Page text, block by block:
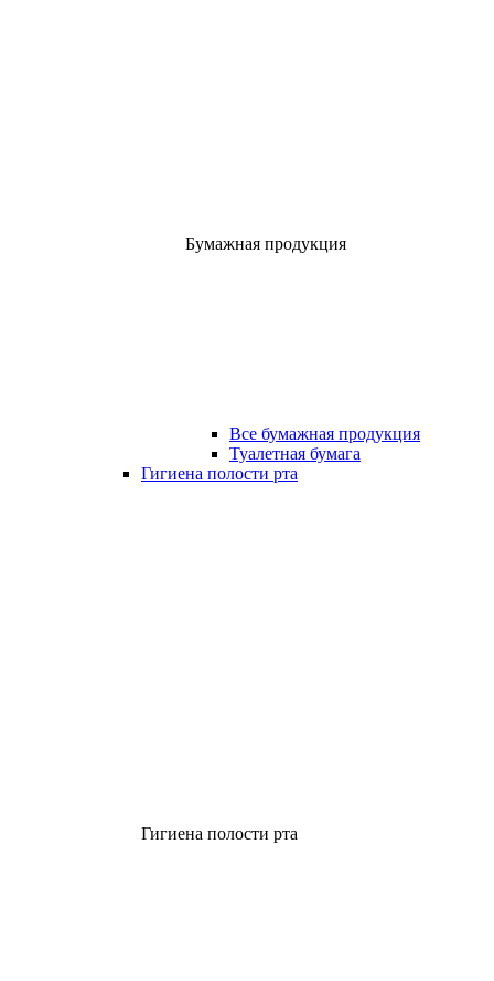
Бумажная продукция
Все бумажная продукция
Туалетная бумага
Гигиена полости рта
Гигиена полости рта